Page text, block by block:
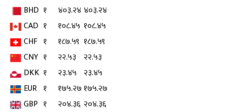
BHD १ ४०३.२४ ४०३.२४
CAD १ १०८.४५ १०८.४५
CHF १ १८७.५९ १८७.५९
CNY १ २२.५३
२२.५३
DKK १ २३.४५ २३.४५
EUR १ १७५.२७१७५.२७
GBP १ २०४.३६ २०४.३६